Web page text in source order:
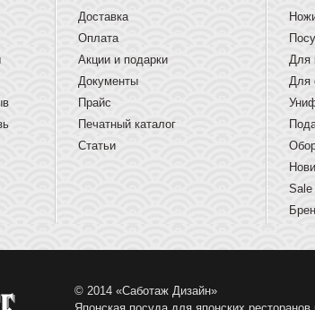
Доставка
Оплата
Акции и подарки
Документы
Прайс
Печатный каталог
Статьи
Для
Для
Sale
© 2014 «Саботаж Дизайн»